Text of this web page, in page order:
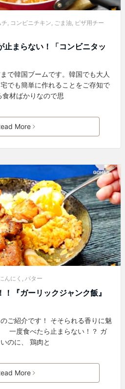
チ コンビニチキン ごま油 ピザ用チー
止まらない！「コンビニタッ
で韓国ブームです。韓国でも大人
でも簡単に作れることをご存知で
材ばかりなので思
More
んにく バター
！『ガーリックジャンク飯』
ご紹介です！ そそられる香りに魅
一度食べたら止まらない！？ ガ
のに、 鶏肉と
More